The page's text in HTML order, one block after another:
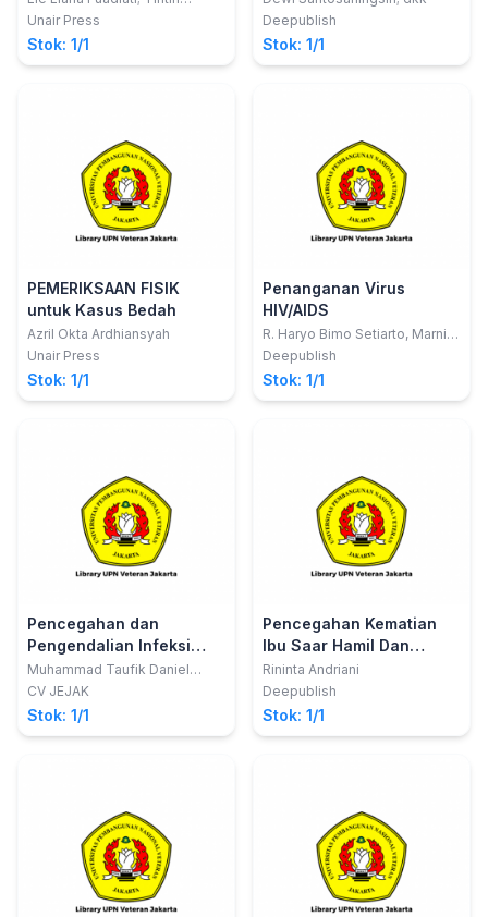
Minum Obat Pada Pasien
Tuberkulosis
Sukartini; Makhfudli
Unair Press
Stok: 1/1
Staphylococcus Aureus
(MRSA) Di Fasilitas
Pelayanan Kesehatan
Deepublish
Stok: 1/1
PEMERIKSAAN FISIK
untuk Kasus Bedah
Azril Okta Ardhiansyah
Unair Press
Stok: 1/1
Penanganan Virus
HIV/AIDS
R. Haryo Bimo Setiarto, Marni
Br Karo & Titus Tambaip
Deepublish
Stok: 1/1
Pencegahan dan
Pengendalian Infeksi
Covid-19 dalam
Mempertahankan Status
Kesehatan pada Tenaga
Kesehatan Dirumah Sakit
Muhammad Taufik Daniel
Hasibuan, S.Kep.; dkk
CV JEJAK
Stok: 1/1
Pencegahan Kematian
Ibu Saar Hamil Dan
Melahirkan Berbasis
Komunitas
Rininta Andriani
Deepublish
Stok: 1/1